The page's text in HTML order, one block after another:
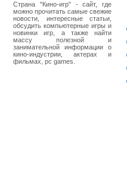
Страна "Кино-игр" - сайт, где
можно прочитать самые свежие
новости, интересные статьи,
обсудить компьютерные игры и
новинки игр, а также найти
массу полезной и
занимательной информации о
кино-индустрии, актерах и
фильмах, pc games.